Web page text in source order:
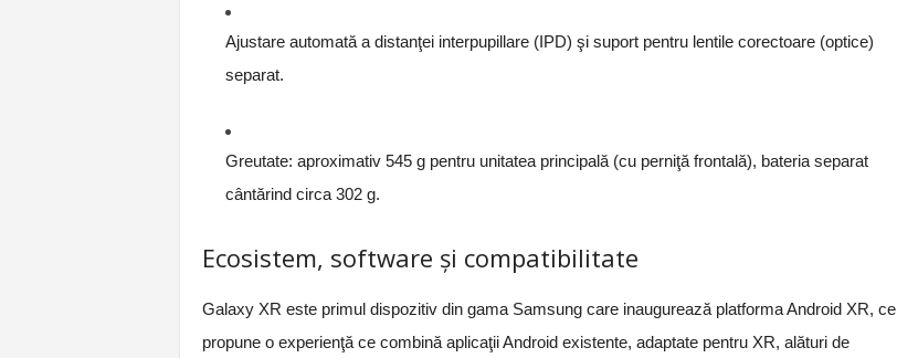
Ajustare automată a distanţei interpupillare (IPD) şi suport pentru lentile corectoare (optice)
separat.
Greutate: aproximativ 545 g pentru unitatea principală (cu perniţă frontală), bateria separat
cântărind circa 302 g.
Ecosistem, software şi compatibilitate
Galaxy XR este primul dispozitiv din gama Samsung care inaugurează platforma Android XR, ce
propune o experienţă ce combină aplicaţii Android existente, adaptate pentru XR, alături de